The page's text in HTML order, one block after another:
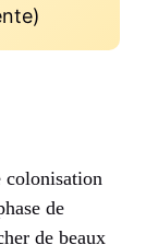
colonisation
de
de beaux